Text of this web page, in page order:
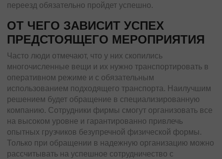
Башенный кран
Экскаваторы
Яхты, катера
Оборудование и техника
Длинномеры (балки, металлоконструкции)
Тяжeловеcные гpузы
Попутные перевозки
Догруз
Сборные грузы
Проектные перевозки
переезд обязательно пройдет успешно.
ОТ ЧЕГО ЗАВИСИТ УСПЕХ
ПРЕДСТОЯЩЕГО МЕРОПРИЯТИЯ
Часто люди отмечают, что у них скопились
многочисленные вещи и их нужно транспортировать в
оперативном режиме и с обязательным
использованием подходящего транспорта. Наилучшим
решением будет обращение в специализированную
компанию. Сотрудники фирмы смогут организовать все
на высоком уровне и гарантированно привлечь
опытных грузчиков безупречной физической формы.
Только при обращении в надежную организацию можно
рассчитывать на успешное сотрудничество с